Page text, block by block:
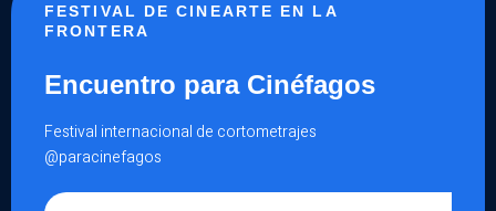
FESTIVAL DE CINEARTE EN LA
FRONTERA
Encuentro para Cinéfagos
Festival internacional de cortometrajes
@paracinefagos